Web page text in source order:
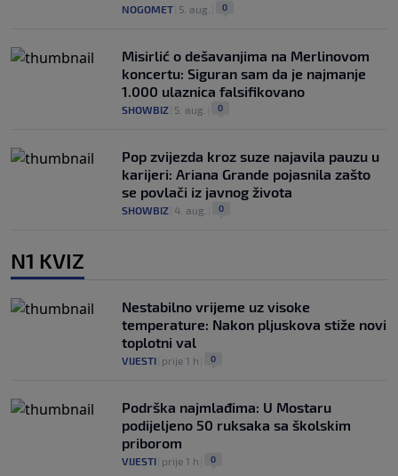
NOGOMET 5. aug. 0
Misirlić o dešavanjima na Merlinovom
koncertu: Siguran sam da je najmanje
1.000 ulaznica falsifikovano
SHOWBIZ 5. aug. 0
Pop zvijezda kroz suze najavila pauzu u
karijeri: Ariana Grande pojasnila zašto
se povlači iz javnog života
SHOWBIZ 4. aug. 0
N1 KVIZ
Nestabilno vrijeme uz visoke
temperature: Nakon pljuskova stiže novi
toplotni val
VIJESTI prije 1 h 0
Podrška najmlađima: U Mostaru
podijeljeno 50 ruksaka sa školskim
priborom
VIJESTI prije 1 h 0